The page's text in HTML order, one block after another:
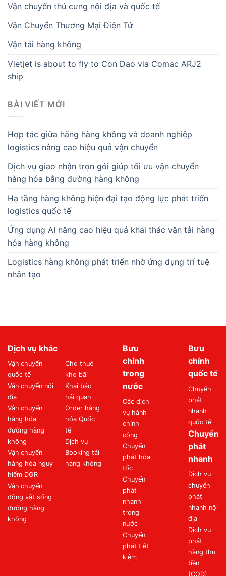
Vận chuyển thú cưng nội địa và quốc tế
Vận Chuyển Thương Mại Điện Tử
Vận tải hàng không
Vietjet is about to fly to Con Dao via Comac ARJ2
ship
BÀI VIẾT MỚI
Hợp tác giữa hãng hàng không và doanh nghiệp
logistics nâng cao hiệu quả vận chuyển
Dịch vụ giao nhận trọn gói giúp tối ưu vận chuyển
hàng hóa bằng đường hàng không
Hạ tầng hàng không hiện đại tạo động lực phát triển
logistics quốc tế
Ứng dụng AI nâng cao hiệu quả khai thác vận tải hàng
hóa hàng không
Logistics hàng không phát triển nhờ ứng dụng trí tuệ
nhân tạo
Dịch vụ khác
Vận chuyển
quốc tế
Vận chuyển nội
địa
Vận chuyển
hàng hóa
đường hàng
không
Vận chuyển
hàng hóa nguy
hiểm DGR
Vận chuyển
động vật sống
đường hàng
không
Cho thuê
kho bãi
Khai báo
hải quan
Order hàng
hóa Quốc
tế
Dịch vụ
Booking tải
hàng không
Bưu
chính
trong
nước
Các dịch
vụ hành
chính
công
Chuyển
phát hỏa
tốc
Chuyển
phát
nhanh
trong
nước
Chuyển
phát tiết
kiệm
Bưu
chính
quốc tế
Chuyển
phát
nhanh
quốc tế
Chuyển
phát
nhanh
Dịch vụ
chuyển
phát
nhanh nội
địa
Dịch vụ
phát
hàng thu
tiền
(COD)